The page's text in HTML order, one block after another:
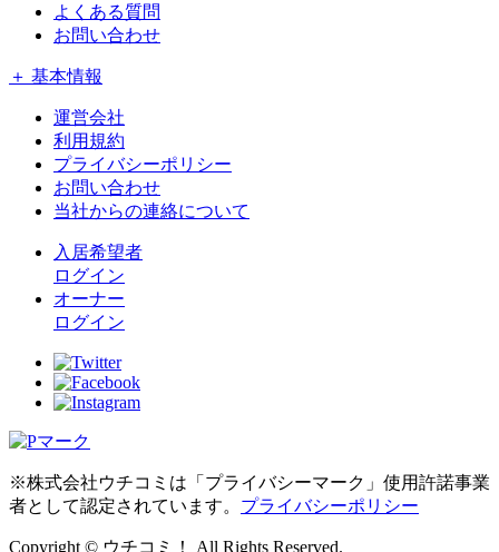
よくある質問
お問い合わせ
＋ 基本情報
運営会社
利用規約
プライバシーポリシー
お問い合わせ
当社からの連絡について
入居希望者
ログイン
オーナー
ログイン
※株式会社ウチコミは「プライバシーマーク」使用許諾事業
者として認定されています。 プライバシーポリシー
Copyright © ウチコミ！ All Rights Reserved.